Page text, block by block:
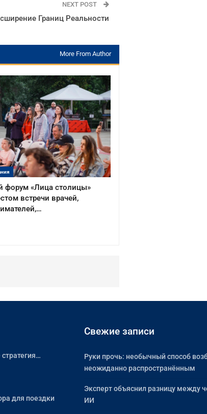
NEXT POST
Границ Реальности
More From Author
форум «Лица столицы»
встречи врачей,
для поездки
Свежие записи
Руки прочь: необычный способ
неожиданно распространённым
Эксперт объяснил разницу между
ИИ